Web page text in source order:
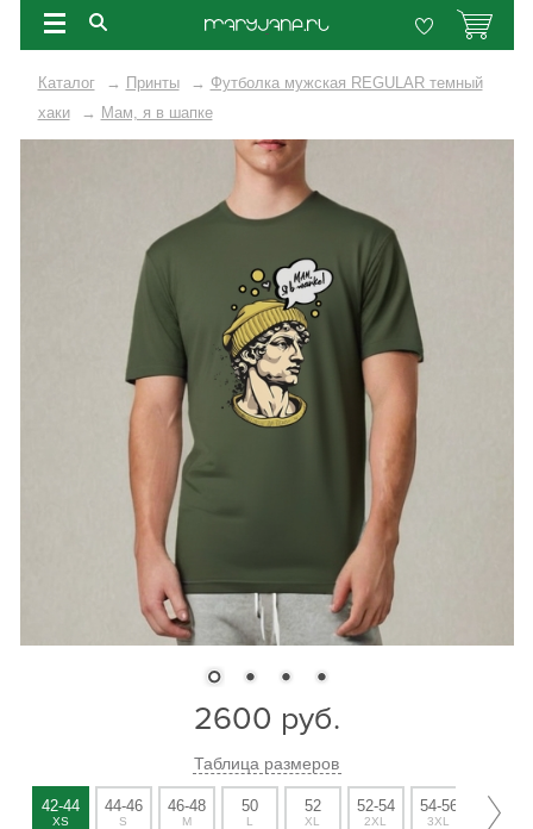
Каталог → Принты → Футболка мужская REGULAR темный
хаки
→ Мам, я в шапке
2600 руб.
Таблица размеров
42-44
XS
44-46
S
46-48
M
50
L
52
XL
52-54
2XL
54-56
3XL
56-58
4XL